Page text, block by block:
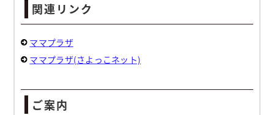
関連リンク
ママプラザ
ママプラザ(さよっこネット)
ご案内